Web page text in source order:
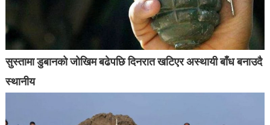
सुस्तामा डुबानको जोखिम बढेपछि दिनरात खटिएर अस्थायी बाँध बनाउदै
स्थानीय